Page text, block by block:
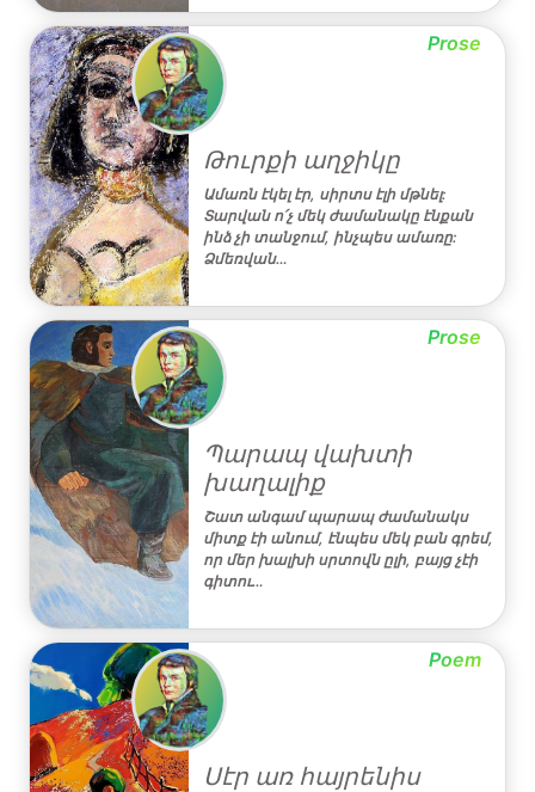
Prose
Թուրքի աղջիկը
Ամառն էկել էր, սիրտս էլի մթնել:
Տարվան ո՛չ մեկ ժամանակը էնքան
ինձ չի տանջում, ինչպես ամառը:
Ձմեռվան…
Prose
Պարապ վախտի
խաղալիք
Շատ անգամ պարապ ժամանակս
միտք էի անում, էնպես մեկ բան գրեմ,
որ մեր խալխի սրտովն ըլի, բայց չէի
գիտու…
Poem
Սէր առ հայրենիս